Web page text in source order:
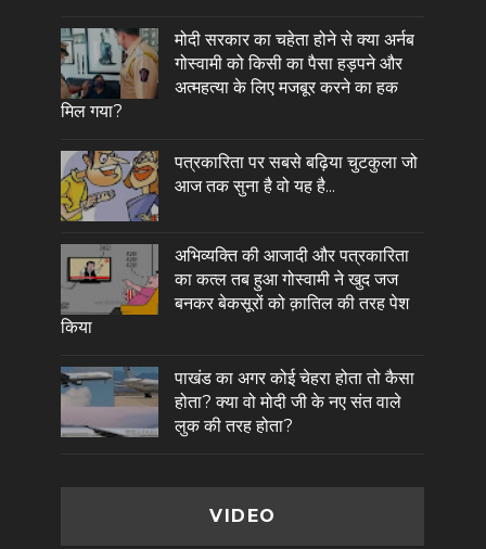
मोदी सरकार का चहेता होने से क्या अर्नब
गोस्वामी को किसी का पैसा हड़पने और
अत्महत्या के लिए मजबूर करने का हक
मिल गया?
पत्रकारिता पर सबसे बढ़िया चुटकुला जो
आज तक सुना है वो यह है...
अभिव्यक्ति की आजादी और पत्रकारिता
का कत्ल तब हुआ गोस्वामी ने खुद जज
बनकर बेकसूरों को क़ातिल की तरह पेश
किया
पाखंड का अगर कोई चेहरा होता तो कैसा
होता? क्या वो मोदी जी के नए संत वाले
लुक की तरह होता?
VIDEO